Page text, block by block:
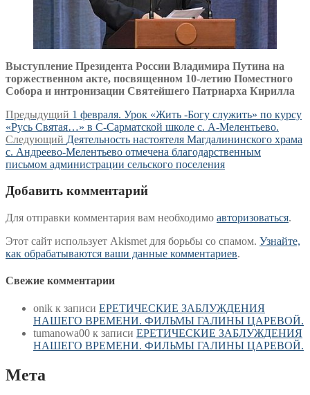
Выступление Президента России Владимира Путина на
торжественном акте, посвященном 10-летию Поместного
Собора и интронизации Святейшего Патриарха Кирилла
Навигация
по
записям
Предыдущий Предыдущая
запись:
1 февраля. Урок «Жить -Богу служить» по курсу
«Русь Святая…» в С-Сарматской школе с. А-Мелентьево.
Следующий Следующая
запись:
Деятельность настоятеля Магдалининского храма
с. Андреево-Мелентьево отмечена благодарственным
письмом администрации сельского поселения
Добавить комментарий
Для отправки комментария вам необходимо авторизоваться.
Этот сайт использует Akismet для борьбы со спамом. Узнайте,
как обрабатываются ваши данные комментариев.
Свежие комментарии
onik к записи ЕРЕТИЧЕСКИЕ ЗАБЛУЖДЕНИЯ
НАШЕГО ВРЕМЕНИ. ФИЛЬМЫ ГАЛИНЫ ЦАРЕВОЙ.
tumanowa00 к записи ЕРЕТИЧЕСКИЕ ЗАБЛУЖДЕНИЯ
НАШЕГО ВРЕМЕНИ. ФИЛЬМЫ ГАЛИНЫ ЦАРЕВОЙ.
Мета